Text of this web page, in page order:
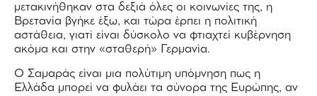
μετακινήθηκαν στα δεξιά όλες οι κοινωνίες της, η
Βρετανία βγήκε έξω, και τώρα έρπει η πολιτική
αστάθεια, γιατί είναι δύσκολο να φτιαχτεί κυβέρνηση
ακόμα και στην «σταθερή» Γερμανία.
Ο Σαμαράς είναι μια πολύτιμη υπόμνηση πως η
Ελλάδα μπορεί να φυλάει τα σύνορα της Ευρώπης, αν